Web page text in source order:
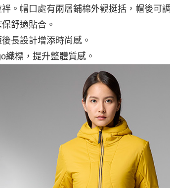
每筆NT$100，滿
。帽口處有兩層鋪棉外觀挺括，帽後可
舒適貼合。
長設計增添時尚感。
織標，提升整體質感。